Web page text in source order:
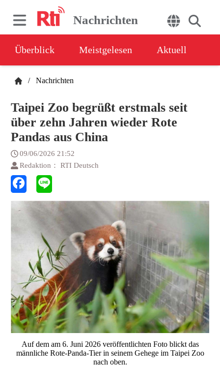
Nachrichten
Überblick Meistgelesen Aktuell
/ Nachrichten
Taipei Zoo begrüßt erstmals seit
über zehn Jahren wieder Rote
Pandas aus China
09/06/2026 21:52
Redaktion： RTI Deutsch
Auf dem am 6. Juni 2026 veröffentlichten Foto blickt das
männliche Rote-Panda-Tier in seinem Gehege im Taipei Zoo
nach oben.